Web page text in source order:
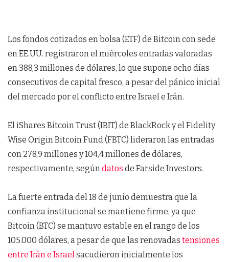
Los fondos cotizados en bolsa (ETF) de Bitcoin con sede
en EE.UU. registraron el miércoles entradas valoradas
en 388,3 millones de dólares, lo que supone ocho días
consecutivos de capital fresco, a pesar del pánico inicial
del mercado por el conflicto entre Israel e Irán.
El iShares Bitcoin Trust (IBIT) de BlackRock y el Fidelity
Wise Origin Bitcoin Fund (FBTC) lideraron las entradas
con 278,9 millones y 104,4 millones de dólares,
respectivamente, segúndatos de Farside Investors.
La fuerte entrada del 18 de junio demuestra que la
confianza institucional se mantiene firme, ya que
Bitcoin (BTC) se mantuvo estable en el rango de los
105.000 dólares, a pesar de que las renovadas tensiones
entre Irán e Israelsacudieron inicialmente los